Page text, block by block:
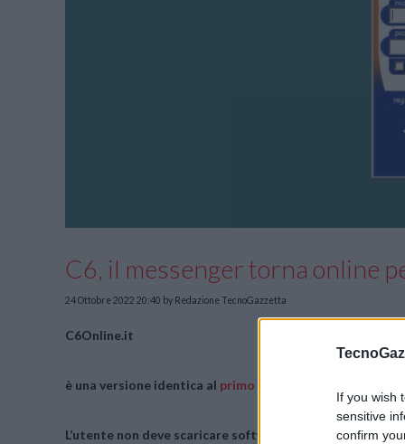
If you wish
sensitive
confirm
C6, il messenger torna online
24 Ottobre 2022 20:40 by Redazione TecnoGazzetta
C6Online.it
è una versione identica al primo client originale di
L’utente non deve scaricare software o altro, tutto